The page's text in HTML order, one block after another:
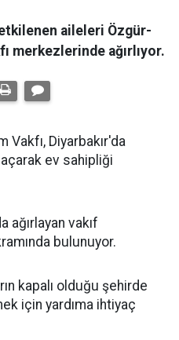
aileleri Özgür-
merkezlerinde ağırlıyor.
Vakfı, Diyarbakır'da
açarak ev sahipliği
ağırlayan vakıf
bulunuyor.
kapalı olduğu şehirde
için yardıma ihtiyaç